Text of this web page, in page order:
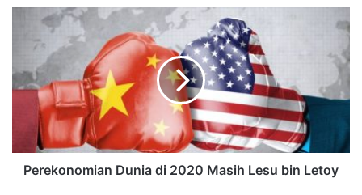
Perekonomian Dunia di 2020 Masih Lesu bin Letoy